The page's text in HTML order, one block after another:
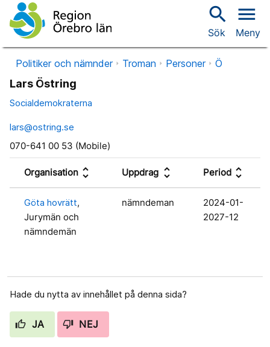
search
Sök
menu
Meny
Politiker och nämnder Troman Personer Ö
Lars Östring
Socialdemokraterna
lars@ostring.se
070-641 00 53 (Mobile)
Organisation unfold_more Uppdrag unfold_more Period unfold_more
Göta hovrätt,
Jurymän och
nämndemän
nämndeman
2024-01-
2027-12
Hade du nytta av innehållet på denna sida?
JA NEJ